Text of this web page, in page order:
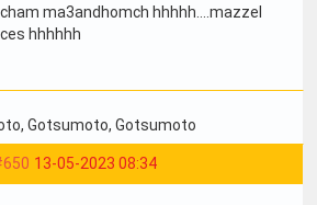
ma3andhomch hhhhh....mazzel
hhhhhh
, Gotsumoto, Gotsumoto
13-05-2023 08:34